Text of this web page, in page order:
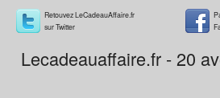
Retouvez LeCadeauAffaire.fr
sur Twitter
Lecadeauaffaire.fr - 20